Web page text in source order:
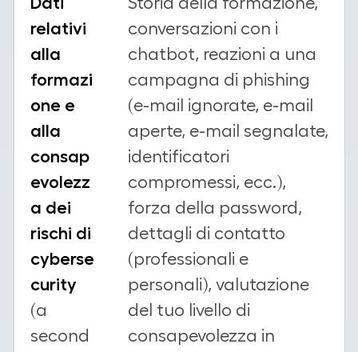
relativi
alla
formazi
one e
alla
consap
evolezz
a dei
rischi di
cyberse
curity
(a
second
conversazioni con i
chatbot, reazioni a una
campagna di phishing
(e-mail ignorate, e-mail
aperte, e-mail segnalate,
identificatori
compromessi, ecc.),
forza della password,
dettagli di contatto
(professionali e
personali), valutazione
del tuo livello di
consapevolezza in